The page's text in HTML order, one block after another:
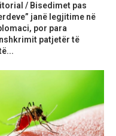
/ Bisedimet pas
janë legjitime në
por para
patjetër të